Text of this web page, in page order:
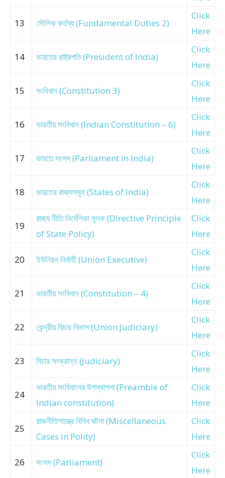
13 মৌলিক কর্তব্য (Fundamental Duties 2)
Click
Here
14 ভারতের রাষ্ট্রপতি (President of India)
Click
Here
15 সংবিধান (Constitution 3)
Click
Here
16 ভারতীয় সংবিধান (Indian Constitution – 6)
Click
Here
17 ভারতে সংসদ (Parliament in India)
Click
Here
18 ভারতের রাজ্যসমূহ (States of India)
Click
Here
19
রাজ্য নীতি নির্দেশিকা মূলক (Directive Principle
of State Policy)
Click
Here
20 ইউনিয়ন নির্বাহী (Union Executive)
Click
Here
21 ভারতীয় সংবিধান (Constitution – 4)
Click
Here
22 কেন্দ্রীয় বিচার বিভাগ (Union Judiciary)
Click
Here
23 বিচার সংক্রান্ত (Judiciary)
Click
Here
24
ভারতীয় সংবিধানের উপস্থাপনা (Preamble of
Indian constitution)
Click
Here
25
রাজনীতিশাস্ত্রে বিবিধ ঘটনা (Miscellaneous
Cases in Polity)
Click
Here
26 সংসদ (Parliament)
Click
Here